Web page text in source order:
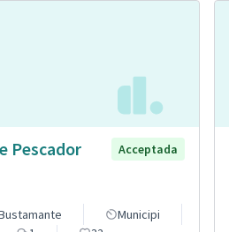
Pescador Acceptada
Municipi